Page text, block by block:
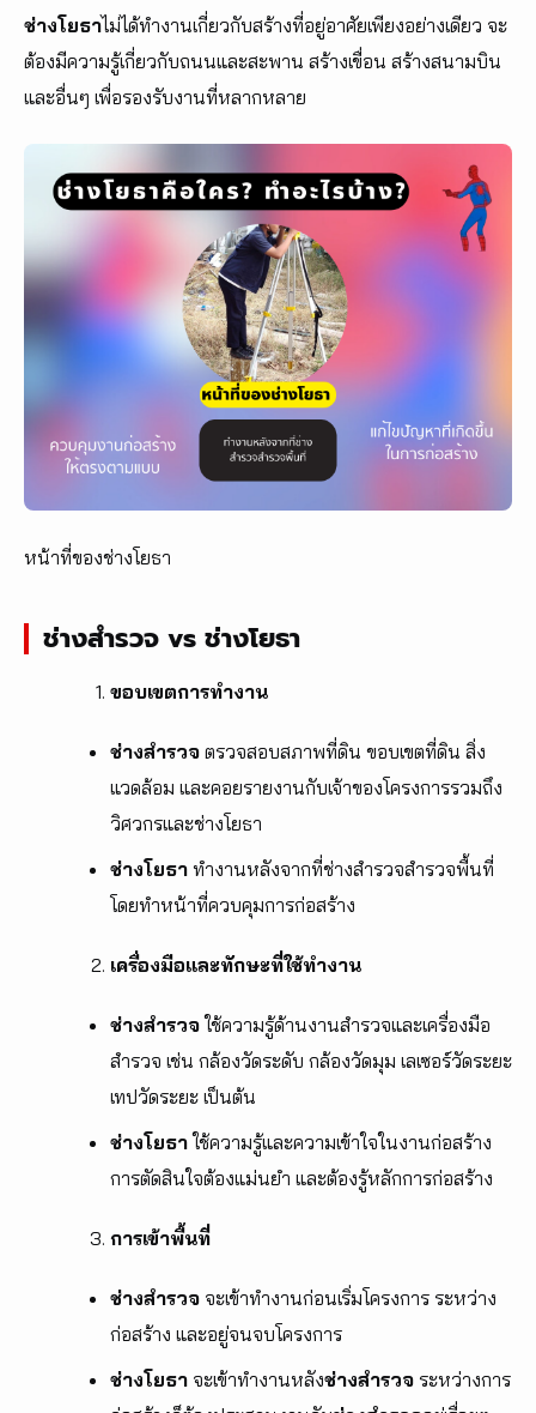
ช่างโยธาไม่ได้ทำงานเกี่ยวกับสร้างที่อยู่อาศัยเพียงอย่างเดียว จะ
ต้องมีความรู้เกี่ยวกับถนนและสะพาน สร้างเขื่อน สร้างสนามบิน
และอื่นๆ เพื่อรองรับงานที่หลากหลาย
หน้าที่ของช่างโยธา
ช่างสำรวจ vs ช่างโยธา
ขอบเขตการทำงาน
ช่างสำรวจ ตรวจสอบสภาพที่ดิน ขอบเขตที่ดิน สิ่ง
แวดล้อม และคอยรายงานกับเจ้าของโครงการรวมถึง
วิศวกรและช่างโยธา
ช่างโยธา ทำงานหลังจากที่ช่างสำรวจสำรวจพื้นที่
โดยทำหน้าที่ควบคุมการก่อสร้าง
เครื่องมือและทักษะที่ใช้ทำงาน
ช่างสำรวจใช้ความรู้ด้านงานสำรวจและเครื่องมือ
สำรวจ เช่น กล้องวัดระดับ กล้องวัดมุม เลเซอร์วัดระยะ
เทปวัดระยะ เป็นต้น
ช่างโยธาใช้ความรู้และความเข้าใจในงานก่อสร้าง
การตัดสินใจต้องแม่นยำ และต้องรู้หลักการก่อสร้าง
การเข้าพื้นที่
ช่างสำรวจ จะเข้าทำงานก่อนเริ่มโครงการ ระหว่าง
ก่อสร้าง และอยู่จนจบโครงการ
ช่างโยธา จะเข้าทำงานหลังช่างสำรวจ ระหว่างการ